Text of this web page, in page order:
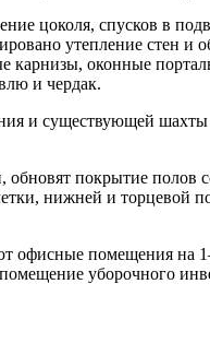
цоколя, спусков в
утепление стен
карнизы, оконные
и чердак.
и существующей
обновят покрытие
нижней и торцевой
помещения на
уборочного